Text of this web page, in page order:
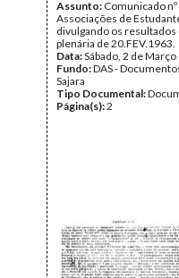
Assunto: Comunicado
Associações de
divulgando os resultados
plenária de 20.FEV.1963.
Data:Sábado, 2 de
Fundo:DAS -
Sajara
Tipo Documental:
Página(s):2